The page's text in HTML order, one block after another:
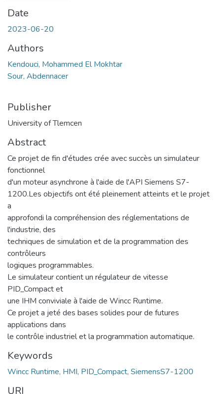
Date
2023-06-20
Authors
Kendouci, Mohammed El Mokhtar
Sour, Abdennacer
Publisher
University of Tlemcen
Abstract
Ce projet de fin d'études crée avec succès un simulateur
fonctionnel
d'un moteur asynchrone à l'aide de l'API Siemens S7-
1200.Les objectifs ont été pleinement atteints et le projet
a
approfondi la compréhension des réglementations de
l'industrie, des
techniques de simulation et de la programmation des
contrôleurs
logiques programmables.
Le simulateur contient un régulateur de vitesse
PID_Compact et
une IHM conviviale à l'aide de Wincc Runtime.
Ce projet a jeté des bases solides pour de futures
applications dans
le contrôle industriel et la programmation automatique.
Keywords
Wincc Runtime, HMI, PID_Compact, SiemensS7-1200
URI